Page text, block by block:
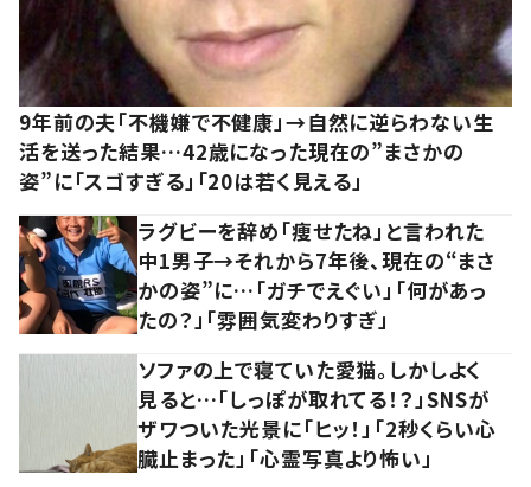
9年前の夫「不機嫌で不健康」→自然に逆らわない生
活を送った結果…42歳になった現在の”まさかの
姿”に「スゴすぎる」「20は若く見える」
ラグビーを辞め「痩せたね」と言われた
中1男子→それから7年後、現在の“まさ
かの姿”に…「ガチでえぐい」「何があっ
たの？」「雰囲気変わりすぎ」
ソファの上で寝ていた愛猫。しかしよく
見ると…「しっぽが取れてる！？」SNSが
ザワついた光景に「ヒッ！」「2秒くらい心
臓止まった」「心霊写真より怖い」